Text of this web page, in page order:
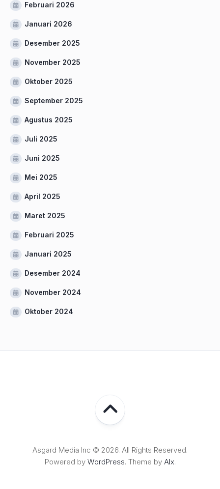
Februari 2026
Januari 2026
Desember 2025
November 2025
Oktober 2025
September 2025
Agustus 2025
Juli 2025
Juni 2025
Mei 2025
April 2025
Maret 2025
Februari 2025
Januari 2025
Desember 2024
November 2024
Oktober 2024
Asgard Media Inc © 2026. All Rights Reserved.
Powered by WordPress. Theme by Alx.